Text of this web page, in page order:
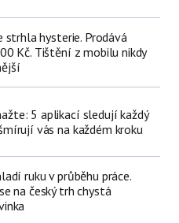
strhla hysterie. Prodává
Kč. Tištění z mobilu nikdy
5 aplikací sledují každý
vás na každém kroku
ruku v průběhu práce.
na český trh chystá